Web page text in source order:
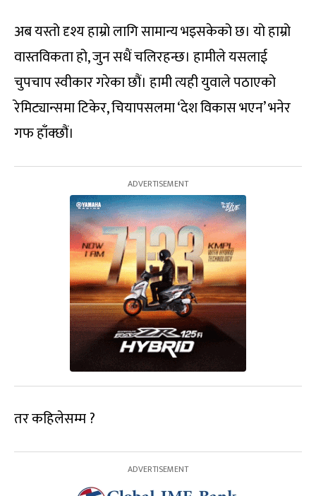
अब यस्तो दृश्य हाम्रो लागि सामान्य भइसकेको छ। यो हाम्रो
वास्तविकता हो, जुन सधैं चलिरहन्छ। हामीले यसलाई
चुपचाप स्वीकार गरेका छौं। हामी त्यही युवाले पठाएको
रेमिट्यान्समा टिकेर, चियापसलमा ‘देश विकास भएन’ भनेर
गफ हाँक्छौं।
तर कहिलेसम्म ?